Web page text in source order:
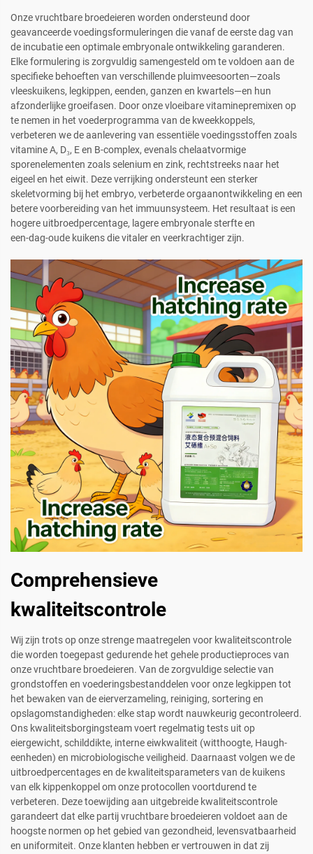
Onze vruchtbare broedeieren worden ondersteund door
geavanceerde voedingsformuleringen die vanaf de eerste dag van
de incubatie een optimale embryonale ontwikkeling garanderen.
Elke formulering is zorgvuldig samengesteld om te voldoen aan de
specifieke behoeften van verschillende pluimveesoorten—zoals
vleeskuikens, legkippen, eenden, ganzen en kwartels—en hun
afzonderlijke groeifasen. Door onze vloeibare vitaminepremixen op
te nemen in het voederprogramma van de kweekkoppels,
verbeteren we de aanlevering van essentiële voedingsstoffen zoals
vitamine A, D₃, E en B-complex, evenals chelaatvormige
sporenelementen zoals selenium en zink, rechtstreeks naar het
eigeel en het eiwit. Deze verrijking ondersteunt een sterker
skeletvorming bij het embryo, verbeterde orgaanontwikkeling en een
betere voorbereiding van het immuunsysteem. Het resultaat is een
hogere uitbroedpercentage, lagere embryonale sterfte en
een‑dag‑oude kuikens die vitaler en veerkrachtiger zijn.
Comprehensieve
kwaliteitscontrole
Wij zijn trots op onze strenge maatregelen voor kwaliteitscontrole
die worden toegepast gedurende het gehele productieproces van
onze vruchtbare broedeieren. Van de zorgvuldige selectie van
grondstoffen en voederingsbestanddelen voor onze legkippen tot
het bewaken van de eierverzameling, reiniging, sortering en
opslagomstandigheden: elke stap wordt nauwkeurig gecontroleerd.
Ons kwaliteitsborgingsteam voert regelmatig tests uit op
eiergewicht, schilddikte, interne eiwkwaliteit (witthoogte, Haugh-
eenheden) en microbiologische veiligheid. Daarnaast volgen we de
uitbroedpercentages en de kwaliteitsparameters van de kuikens
van elk kippenkoppel om onze protocollen voortdurend te
verbeteren. Deze toewijding aan uitgebreide kwaliteitscontrole
garandeert dat elke partij vruchtbare broedeieren voldoet aan de
hoogste normen op het gebied van gezondheid, levensvatbaarheid
en uniformiteit. Onze klanten hebben er vertrouwen in dat zij